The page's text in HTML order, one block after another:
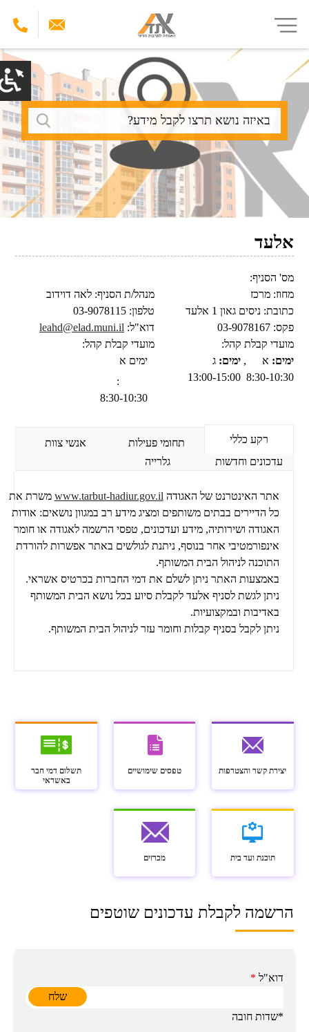
חיפוש
אלעד
מס' הסניף:
מחוז:מרכז מנהל/ת הסניף: לאה דוידוב
כתובת:ניסים גאון 1 אלעד טלפון: 03-9078115
פקס:03-9078167 דוא"ל: leahd@elad.muni.il
מועדי קבלת קהל:
ימים: א
8:30-10:30
,ימים:ג
13:00-15:00
מועדי קבלת קהל:
ימים א
:
8:30-10:30
רקע כללי תחומי פעילות
אנשי צוות
עדכונים וחדשות
גלרייה
אתר האינטרנט של האגודה www.tarbut-hadiur.gov.il משרת את
כל הדיירים בבתים משותפים ומציג מידע רב במגוון נושאים: אודות
האגודה ושירותיה, מידע ועדכונים, טפסי הרשמה לאגודה או חומר
אינפורמטיבי אחר בנוסף, ניתנת לגולשים באתר אפשרות להורדת
התוכנה לניהול הבית המשותף.
באמצעות האתר ניתן לשלם את דמי החברות בכרטיס אשראי.
ניתן לגשת לסניף אלעד לקבלת סיוע בכל נושא הבית המשותף
באדיבות ובמקצועיות.
ניתן לקבל בסניף קבלות וחומר עזר לניהול הבית המשותף.
יצירת קשר והצטרפות טפסים שימושיים
תשלום דמי חבר
באשראי
תוכנת ועד בית מכרזים
הרשמה לקבלת עדכונים שוטפים
דוא"ל *
*שדות חובה